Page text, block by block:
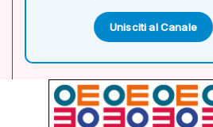
Unisciti al Canale